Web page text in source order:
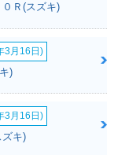
Ｒ(スズキ)
3月16日)
)
3月16日)
ズキ)